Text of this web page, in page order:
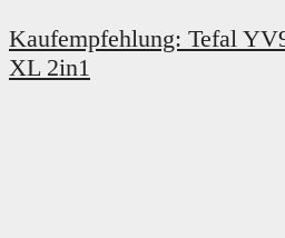
Kaufempfehlung: Tefal
XL 2in1